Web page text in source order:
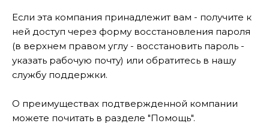
Если эта компания принадлежит вам - получите к
ней доступ через форму восстановления пароля
(в верхнем правом углу - восстановить пароль -
указать рабочую почту) или обратитесь в нашу
службу поддержки.
О преимуществах подтвержденной компании
можете почитать в разделе "Помощь".